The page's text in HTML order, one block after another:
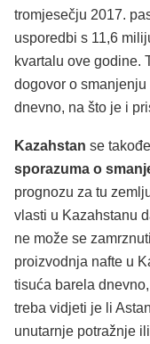
tromjesečju 2017.
usporedbi s 11,6
kvartalu ove godine.
dogovor o
dnevno, na što je i
Kazahstan se
sporazuma o
prognozu za tu
vlasti u Kazahstanu
ne može se
proizvodnja nafte u
tisuća barela
treba vidjeti je li
unutarnje potražnje